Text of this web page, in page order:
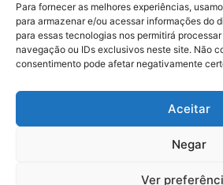
Para fornecer as melhores experiências,
para armazenar e/ou acessar informações do
para essas tecnologias nos permitirá
navegação ou IDs exclusivos neste site. Não
consentimento pode afetar negativamente
Aceitar
Negar
Ver